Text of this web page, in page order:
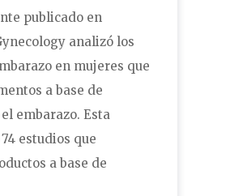
publicado en
analizó los
en mujeres que
a base de
embarazo. Esta
estudios que
a base de